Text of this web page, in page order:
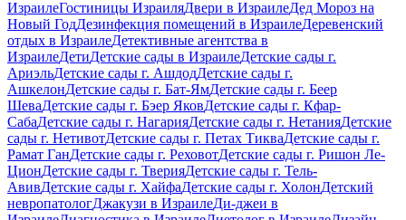
ИзраилеГостиницы ИзраиляДвери в ИзраилеДед Мороз на
Новый ГодДезинфекция помещений в ИзраилеДеревенский
отдых в ИзраилеДетективные агентства в
ИзраилеДетиДетские сады в ИзраилеДетские сады г.
АриэльДетские сады г. АшдодДетские сады г.
АшкелонДетские сады г. Бат-ЯмДетские сады г. Беер
ШеваДетские сады г. Бэер ЯковДетские сады г. Кфар-
СабаДетские сады г. НагарияДетские сады г. НетанияДетские
сады г. НетивотДетские сады г. Петах ТикваДетские сады г.
Рамат ГанДетские сады г. РеховотДетские сады г. Ришон Ле-
ЦионДетские сады г. ТверияДетские сады г. Тель-
АвивДетские сады г. ХайфаДетские сады г. ХолонДетский
невропатологДжакузи в ИзраилеДи-джеи в